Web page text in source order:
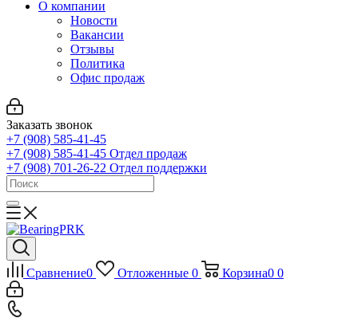
О компании
Новости
Вакансии
Отзывы
Политика
Офис продаж
Заказать звонок
+7 (908) 585-41-45
+7 (908) 585-41-45 Отдел продаж
+7 (908) 701-26-22 Отдел поддержки
Сравнение0 Отложенные 0 Корзина0 0